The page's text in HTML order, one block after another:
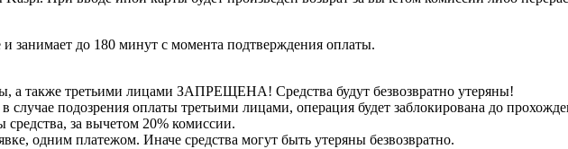
занимает до 180 минут с момента подтверждения оплаты.
а также третьими лицами ЗАПРЕЩЕНА! Средства будут безвозвратно утеряны!
случае подозрения оплаты третьими лицами, операция будет заблокирована до
за вычетом 20% комиссии.
одним платежом. Иначе средства могут быть утеряны безвозвратно.